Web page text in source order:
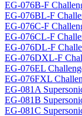
EG-076B-F
EG-076BL-F
EG-076C-F
EG-076CL-F
EG-076DL-F
EG-076DXL-F
EG-076EL
EG-076FXL
EG-081A
EG-081B
EG-081C